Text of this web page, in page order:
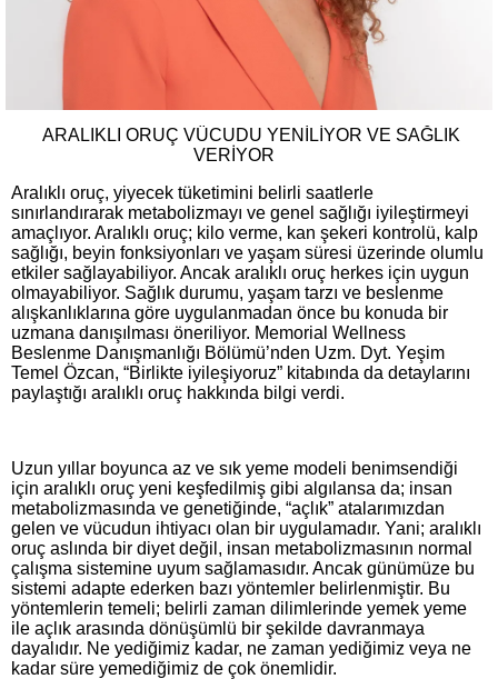
ARALIKLI ORUÇ VÜCUDU YENİLİYOR VE SAĞLIK
VERİYOR
Aralıklı oruç, yiyecek tüketimini belirli saatlerle
sınırlandırarak metabolizmayı ve genel sağlığı iyileştirmeyi
amaçlıyor. Aralıklı oruç; kilo verme, kan şekeri kontrolü, kalp
sağlığı, beyin fonksiyonları ve yaşam süresi üzerinde olumlu
etkiler sağlayabiliyor. Ancak aralıklı oruç herkes için uygun
olmayabiliyor. Sağlık durumu, yaşam tarzı ve beslenme
alışkanlıklarına göre uygulanmadan önce bu konuda bir
uzmana danışılması öneriliyor. Memorial Wellness
Beslenme Danışmanlığı Bölümü’nden Uzm. Dyt. Yeşim
Temel Özcan, “Birlikte iyileşiyoruz” kitabında da detaylarını
paylaştığı aralıklı oruç hakkında bilgi verdi.
Uzun yıllar boyunca az ve sık yeme modeli benimsendiği
için aralıklı oruç yeni keşfedilmiş gibi algılansa da; insan
metabolizmasında ve genetiğinde, “açlık” atalarımızdan
gelen ve vücudun ihtiyacı olan bir uygulamadır. Yani; aralıklı
oruç aslında bir diyet değil, insan metabolizmasının normal
çalışma sistemine uyum sağlamasıdır. Ancak günümüze bu
sistemi adapte ederken bazı yöntemler belirlenmiştir. Bu
yöntemlerin temeli; belirli zaman dilimlerinde yemek yeme
ile açlık arasında dönüşümlü bir şekilde davranmaya
dayalıdır. Ne yediğimiz kadar, ne zaman yediğimiz veya ne
kadar süre yemediğimiz de çok önemlidir.